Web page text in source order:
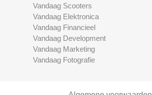
Vandaag Scooters
Vandaag Elektronica
Vandaag Financieel
Vandaag Development
Vandaag Marketing
Vandaag Fotografie